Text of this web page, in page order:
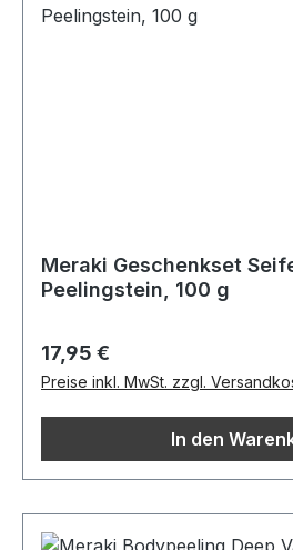
Meraki Geschenkset
Peelingstein, 100 g
Regulärer Preis:
17,95 €
Preise inkl. MwSt. zzgl.
In den